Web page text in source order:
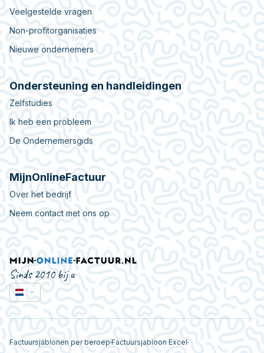
Veelgestelde vragen
Non-profitorganisaties
Nieuwe ondernemers
Ondersteuning en handleidingen
Zelfstudies
Ik heb een probleem
De Ondernemersgids
MijnOnlineFactuur
Over het bedrijf
Neem contact met ons op
Sinds 2010 bij u
Factuursjablonen per beroep Factuursjabloon Excel